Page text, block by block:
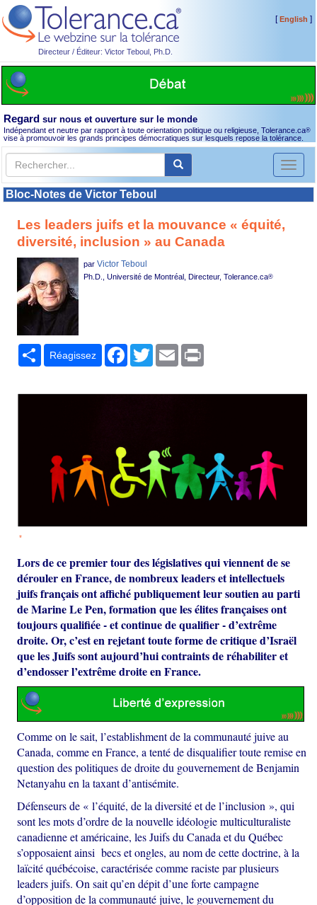
Directeur / Éditeur: Victor Teboul, Ph.D.
[English ]
Regard sur nous et ouverture sur le monde
Indépendant et neutre par rapport à toute orientation politique ou religieuse, Tolerance.ca®
vise à promouvoir les grands principes démocratiques sur lesquels repose la tolérance.
Toggle
Bloc-Notes de Victor Teboul
Les leaders juifs et la mouvance « équité,
diversité, inclusion » au Canada
parVictor Teboul
Ph.D., Université de Montréal, Directeur, Tolerance.ca®
Partager
Réagissez Facebook
TwitterEmail
*
Lors de ce premier tour des législatives qui viennent de se
dérouler en France, de nombreux leaders et intellectuels
juifs français ont affiché publiquement leur soutien au parti
de Marine Le Pen, formation que les élites françaises ont
toujours qualifiée - et continue de qualifier - d’extrême
droite. Or, c’est en rejetant toute forme de critique d’Israël
que les Juifs sont aujourd’hui contraints de réhabiliter et
d’endosser l’extrême droite en France.
Comme on le sait, l’establishment de la communauté juive au
Canada, comme en France, a tenté de disqualifier toute remise en
question des politiques de droite du gouvernement de Benjamin
Netanyahu en la taxant d’antisémite.
Défenseurs de « l’équité, de la diversité et de l’inclusion », qui
sont les mots d’ordre de la nouvelle idéologie multiculturaliste
canadienne et américaine, les Juifs du Canada et du Québec
s’opposaient ainsi becs et ongles, au nom de cette doctrine, à la
laïcité québécoise, caractérisée comme raciste par plusieurs
leaders juifs. On sait qu’en dépit d’une forte campagne
d’opposition de la communauté juive, le gouvernement du